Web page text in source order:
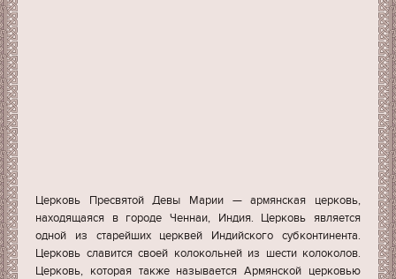
Церковь Пресвятой Девы Марии — армянская церковь,
находящаяся в городе Ченнаи, Индия. Церковь является
одной из старейших церквей Индийского субконтинента.
Церковь славится своей колокольней из шести колоколов.
Церковь, которая также называется Армянской церковью